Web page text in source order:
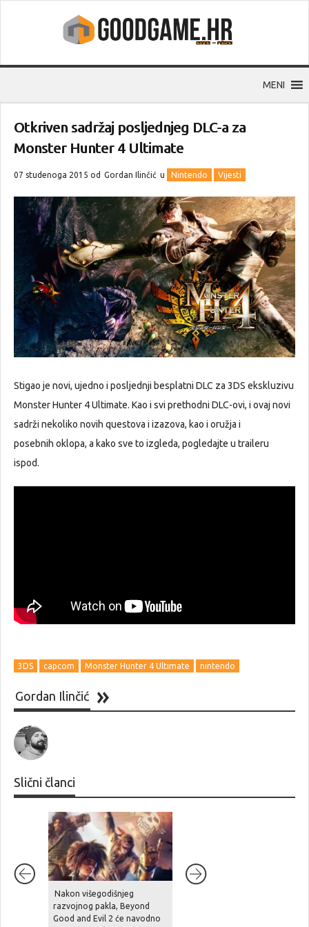
MENI
Otkriven sadržaj posljednjeg DLC-a za
Monster Hunter 4 Ultimate
07 studenoga 2015 od Gordan Ilinčić u Nintendo Vijesti
Stigao je novi, ujedno i posljednji besplatni DLC za 3DS ekskluzivu
Monster Hunter 4 Ultimate. Kao i svi prethodni DLC-ovi, i ovaj novi
sadrži nekoliko novih questova i izazova, kao i oružja i
posebnih oklopa, a kako sve to izgleda, pogledajte u traileru
ispod.
3DS capcom Monster Hunter 4 Ultimate nintendo
Gordan Ilinčić
Slični članci
Nakon višegodišnjeg
razvojnog pakla, Beyond
Good and Evil 2 će navodno